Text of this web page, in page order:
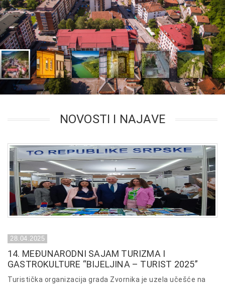
NOVOSTI I NAJAVE
28.04.2025
14. MEĐUNARODNI SAJAM TURIZMA I
GASTROKULTURE “BIJELJINA – TURIST 2025”
Turistička organizacija grada Zvornika je uzela učešće na